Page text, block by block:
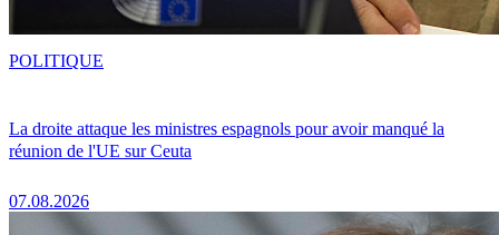
La droite attaque les ministres espagnols pour avoir manqué la
réunion de l'UE sur Ceuta
07.08.2026
POLITIQUE